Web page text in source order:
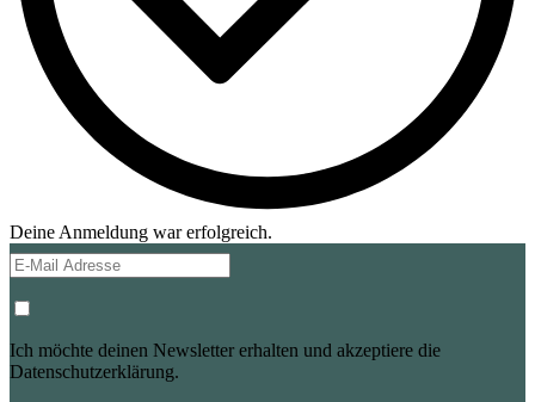
Deine Anmeldung war erfolgreich.
Ich möchte deinen Newsletter erhalten und akzeptiere die
Datenschutzerklärung.